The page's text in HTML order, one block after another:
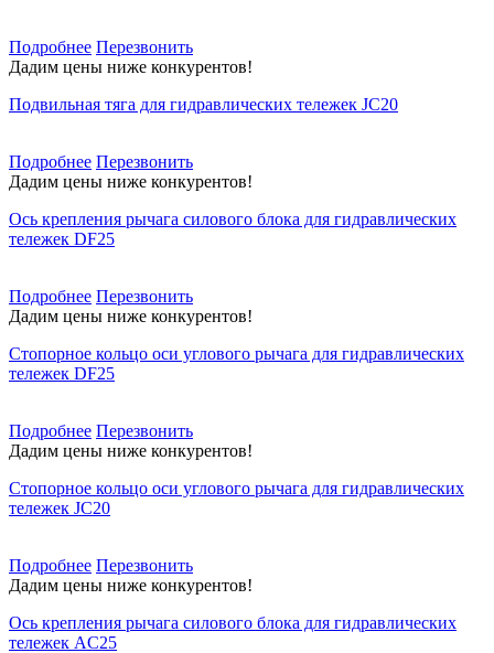
Подробнее Перезвонить
Дадим цены ниже конкурентов!
Подвильная тяга для гидравлических тележек JC20
Подробнее Перезвонить
Дадим цены ниже конкурентов!
Ось крепления рычага силового блока для гидравлических
тележек DF25
Подробнее Перезвонить
Дадим цены ниже конкурентов!
Стопорное кольцо оси углового рычага для гидравлических
тележек DF25
Подробнее Перезвонить
Дадим цены ниже конкурентов!
Стопорное кольцо оси углового рычага для гидравлических
тележек JC20
Подробнее Перезвонить
Дадим цены ниже конкурентов!
Ось крепления рычага силового блока для гидравлических
тележек AC25